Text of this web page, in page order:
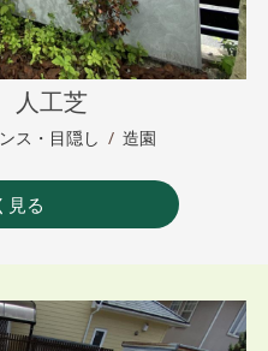
人工芝
ス・目隠し / 造園
見る